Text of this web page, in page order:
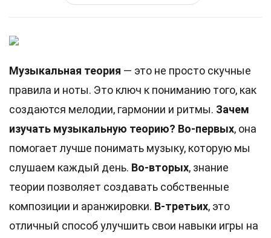
Музыкальная теория — это не просто скучные
правила и ноты. Это ключ к пониманию того, как
создаются мелодии, гармонии и ритмы. Зачем
изучать музыкальную теорию? Во-первых, она
помогает лучше понимать музыку, которую мы
слушаем каждый день. Во-вторых, знание
теории позволяет создавать собственные
композиции и аранжировки. В-третьих, это
отличный способ улучшить свои навыки игры на